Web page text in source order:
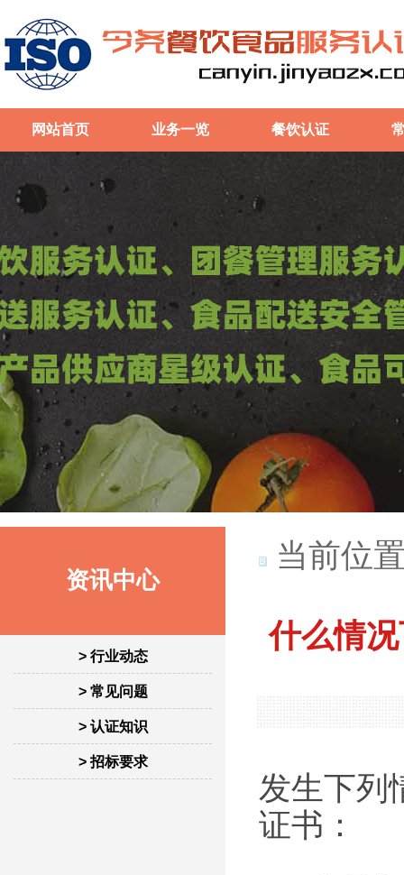
网站首页 业务一览 餐饮认证
资讯中心
> 行业动态
> 常见问题
> 认证知识
> 招标要求
当前位
什么情
发生下列
证书：